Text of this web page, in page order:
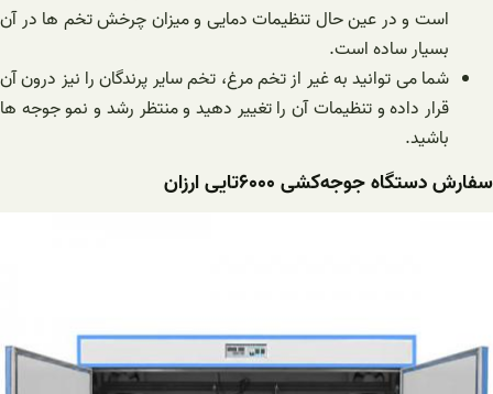
است و در عین حال تنظیمات دمایی و میزان چرخش تخم ها در آن
بسیار ساده است.
شما می توانید به غیر از تخم مرغ، تخم سایر پرندگان را نیز درون آن
قرار داده و تنظیمات آن را تغییر دهید و منتظر رشد و نمو جوجه ها
باشید.
سفارش دستگاه ‌جوجه‌کشی ۶۰۰۰تایی ارزان